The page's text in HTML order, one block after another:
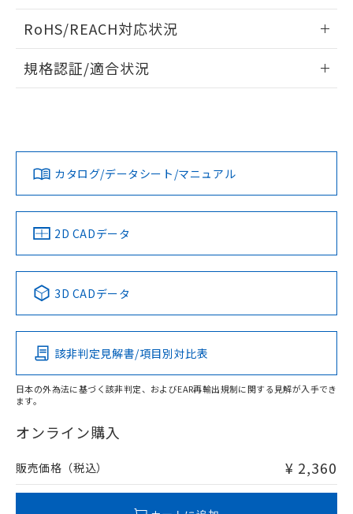
ドすることができます。
ログイン/会員登録
ダウンロードデータをご利用いただく前に、以下を必ずお読
みください。
ソフトウェアの使用条件
RoHS/REACH対応状況
EU RoHS 注意事項・凡例
対応済み
中国 RoHS 注意事項・凡例
Pb Hg Cd Cr(VI)
O
在庫等で未対応品が混在する可能性があります。
問い合わせください。
規格認証/適合状況
カタログ/データシート/マニュアル
2D CADデータ
3D CADデータ
該非判定見解書/項目別対比表
日本の外為法に基づく該非判定、およびEAR再輸出規制に関する見解が入手でき
ます。
オンライン購入
販売価格（税込） ¥ 2,360